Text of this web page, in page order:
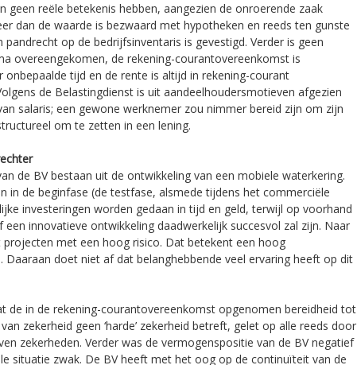
geen reële betekenis hebben, aangezien de onroerende zaak
dan de waarde is bezwaard met hypotheken en reeds ten gunste
pandrecht op de bedrijfsinventaris is gevestigd. Verder is geen
overeengekomen, de rekening-courantovereenkomst is
onbepaalde tijd en de rente is altijd in rekening-courant
de Belastingdienst is uit aandeelhoudersmotieven afgezien
salaris; een gewone werknemer zou nimmer bereid zijn om zijn
om te zetten in een lening.
de BV bestaan uit de ontwikkeling van een mobiele waterkering.
in de beginfase (de testfase, alsmede tijdens het commerciële
investeringen worden gedaan in tijd en geld, terwijl op voorhand
innovatieve ontwikkeling daadwerkelijk succesvol zal zijn. Naar
projecten met een hoog risico. Dat betekent een hoog
Daaraan doet niet af dat belanghebbende veel ervaring heeft op dit
de in de rekening-courantovereenkomst opgenomen bereidheid tot
zekerheid geen ‘harde’ zekerheid betreft, gelet op alle reeds door
zekerheden. Verder was de vermogenspositie van de BV negatief
situatie zwak. De BV heeft met het oog op de continuïteit van de